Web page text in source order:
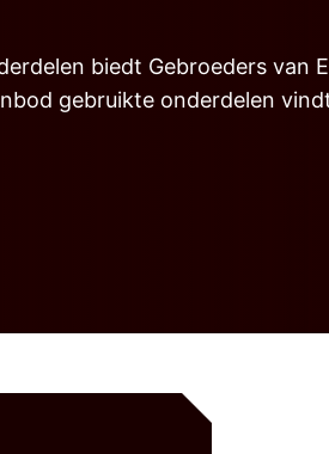
biedt Gebroeders van
gebruikte onderdelen